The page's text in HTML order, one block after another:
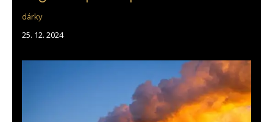
dárky
25. 12. 2024